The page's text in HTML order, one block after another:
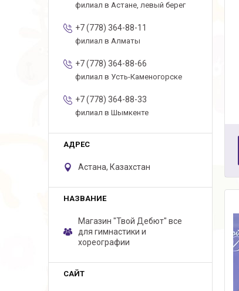
филиал в Астане, левый берег
+7 (778) 364-88-11
филиал в Алматы
+7 (778) 364-88-66
филиал в Усть-Каменогорске
+7 (778) 364-88-33
филиал в Шымкенте
Астана, Казахстан
Магазин "Твой Дебют" все
для гимнастики и
хореографии